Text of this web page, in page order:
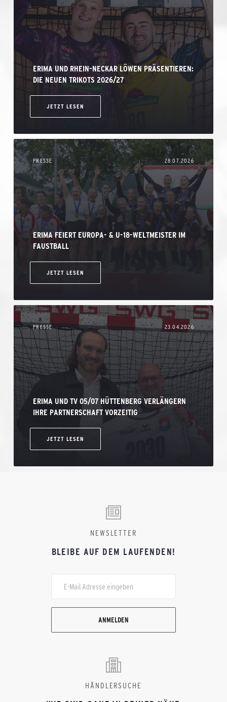
ERIMA UND RHEIN-NECKAR LÖWEN PRÄSENTIEREN:
DIE NEUEN TRIKOTS 2026/27
JETZT LESEN
PRESSE 28.07.2026
ERIMA FEIERT EUROPA- & U-18-WELTMEISTER IM
FAUSTBALL
JETZT LESEN
PRESSE 23.04.2026
ERIMA UND TV 05/07 HÜTTENBERG VERLÄNGERN
IHRE PARTNERSCHAFT VORZEITIG
JETZT LESEN
NEWSLETTER
BLEIBE AUF DEM LAUFENDEN!
ANMELDEN
HÄNDLERSUCHE